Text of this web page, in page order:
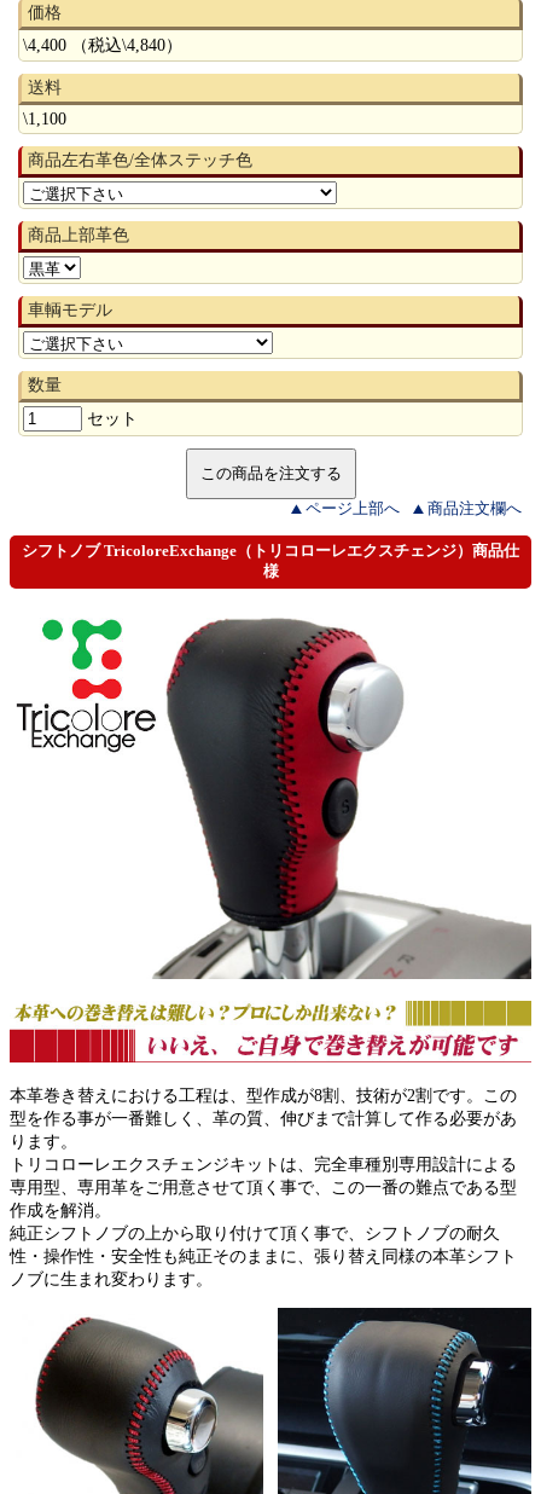
価格
\4,400 （税込\4,840）
送料
\1,100
商品左右革色/全体ステッチ色
商品上部革色
車輌モデル
数量
セット
ページ上部へ 商品注文欄へ
シフトノブ TricoloreExchange（トリコローレエクスチェンジ）商品仕
様
本革巻き替えにおける工程は、型作成が8割、技術が2割です。この
型を作る事が一番難しく、革の質、伸びまで計算して作る必要があ
ります。
トリコローレエクスチェンジキットは、完全車種別専用設計による
専用型、専用革をご用意させて頂く事で、この一番の難点である型
作成を解消。
純正シフトノブの上から取り付けて頂く事で、シフトノブの耐久
性・操作性・安全性も純正そのままに、張り替え同様の本革シフト
ノブに生まれ変わります。